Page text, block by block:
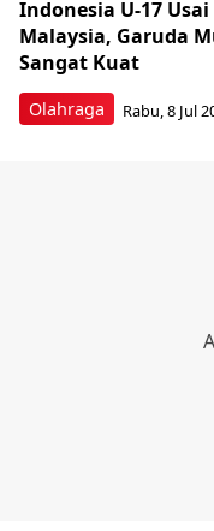
Olahraga
Indonesia U-17
Malaysia, Garuda
Sangat Kuat
Rabu, 8 Jul